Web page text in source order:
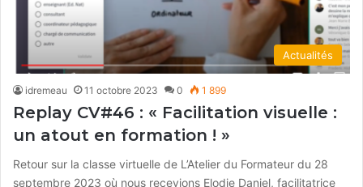
Actualités
idremeau 11 octobre 2023 0 1 899
Replay CV#46 : « Facilitation visuelle :
un atout en formation ! »
Retour sur la classe virtuelle de L’Atelier du Formateur du 28
septembre 2023 où nous recevions Elodie Daniel, facilitatrice